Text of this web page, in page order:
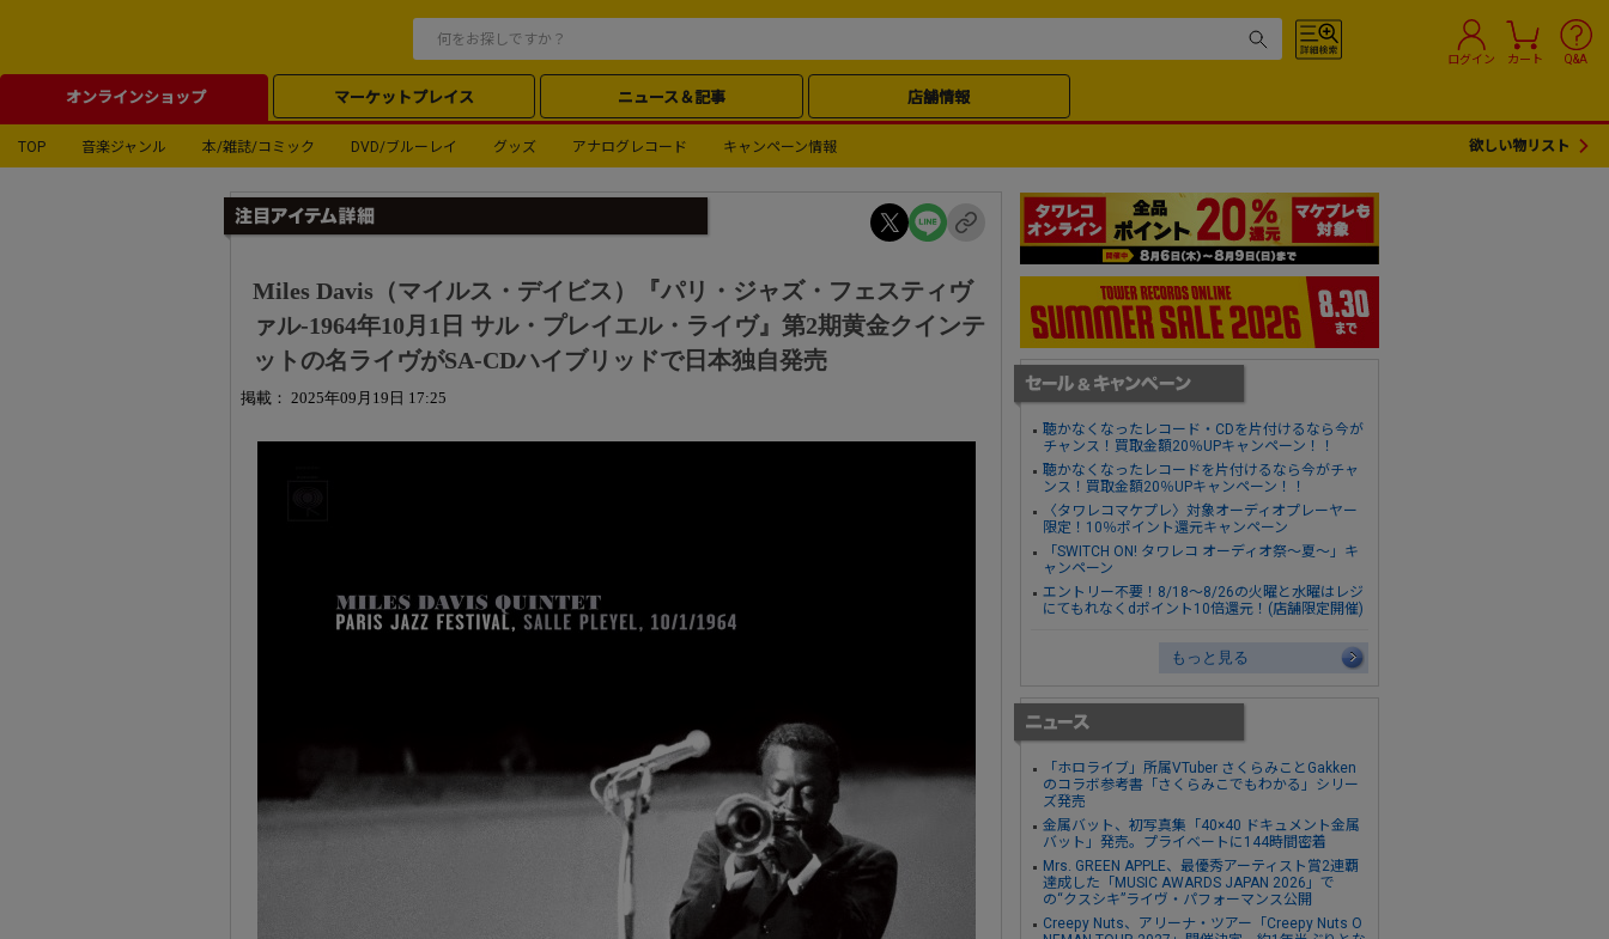
ログイン カート Q&A
オンラインショップ マーケットプレイス ニュース＆記事 店舗情報
TOP 音楽ジャンル 本/雑誌/コミック DVD/ブルーレイ グッズ アナログレコード キャンペーン情報 欲しい物リスト
Miles Davis（マイルス・デイビス）『パリ・ジャズ・フェスティヴ
ァル-1964年10月1日 サル・プレイエル・ライヴ』第2期黄金クインテ
ットの名ライヴがSA-CDハイブリッドで日本独自発売
掲載： 2025年09月19日 17:25
聴かなくなったレコード・CDを片付けるなら今が
チャンス！買取金額20％UPキャンペーン！！
聴かなくなったレコードを片付けるなら今がチャ
ンス！買取金額20％UPキャンペーン！！
〈タワレコマケプレ〉対象オーディオプレーヤー
限定！10％ポイント還元キャンペーン
「SWITCH ON! タワレコ オーディオ祭～夏～」キ
ャンペーン
エントリー不要！8/18～8/26の火曜と水曜はレジ
にてもれなくdポイント10倍還元！(店舗限定開催)
もっと見る
「ホロライブ」所属VTuber さくらみことGakken
のコラボ参考書「さくらみこでもわかる」シリー
ズ発売
金属バット、初写真集「40×40 ドキュメント金属
バット」発売。プライベートに144時間密着
Mrs. GREEN APPLE、最優秀アーティスト賞2連覇
達成した「MUSIC AWARDS JAPAN 2026」で
の“クスシキ”ライヴ・パフォーマンス公開
Creepy Nuts、アリーナ・ツアー「Creepy Nuts O